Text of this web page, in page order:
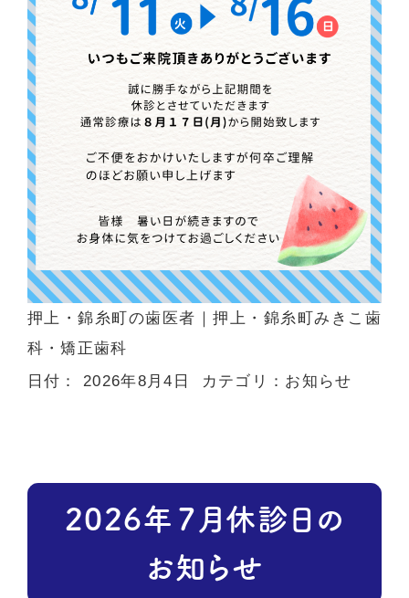
押上・錦糸町の歯医者 ｜押上・錦糸町みきこ歯
科・矯正歯科
日付： 2026年8月4日 カテゴリ： お知らせ
2026年７月休診日の
お知らせ